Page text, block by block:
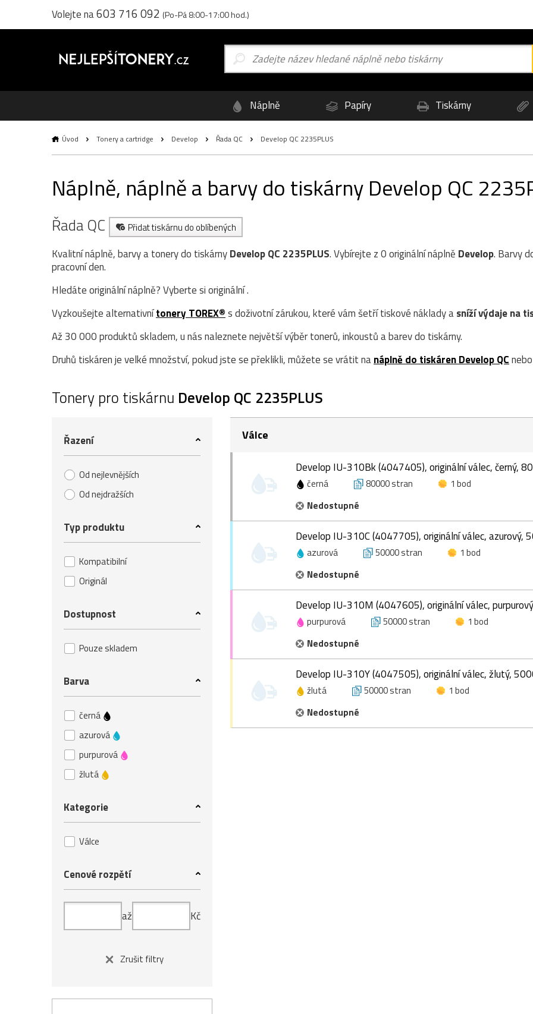
Volejte na603 716 092 (Po-Pá 8:00-17:00 hod.)
Náplně Papíry Tiskárny
Úvod Tonery a cartridge Develop Řada QC Develop QC 2235PLUS
Náplně, náplně a barvy do tiskárny Develop QC
Řada QC Přidat tiskárnu do oblíbených
Kvalitní náplně, barvy a tonery do tiskárnyDevelop QC 2235PLUS. Vybírejte z 0 originální náplně Develop. Barvy
pracovní den.
Hledáte originální náplně? Vyberte si originální .
Vyzkoušejte alternativnítonery TOREX®s doživotní zárukou, které vám šetří tiskové náklady asníží výdaje na
Až 30 000 produktů skladem, u nás naleznete největší výběr tonerů, inkoustů a barev do tiskárny.
Druhů tiskáren je velké množství, pokud jste se překlikli, můžete se vrátit nanáplně do tiskáren Develop QC
Tonery pro tiskárnu Develop QC 2235PLUS
Řazení
Od nejlevnějších
Od nejdražších
Typ produktu
Kompatibilní
Originál
Dostupnost
Pouze skladem
Barva
černá
azurová
purpurová
žlutá
Kategorie
Válce
Cenové rozpětí
až Kč
Zrušit filtry
Válce
Develop IU-310Bk (4047405), originální válec, černý,
černá 80000 stran
1 bod
Nedostupné
Develop IU-310C (4047705), originální válec, azurový,
azurová 50000 stran
1 bod
Nedostupné
Develop IU-310M (4047605), originální válec,
purpurová 50000 stran
1 bod
Nedostupné
Develop IU-310Y (4047505), originální válec, žlutý,
žlutá 50000 stran
1 bod
Nedostupné